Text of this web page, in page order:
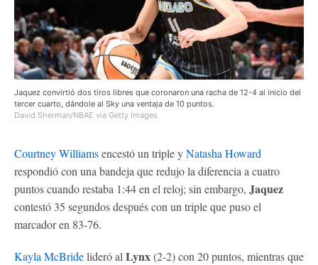
Jaquez convirtió dos tiros libres que coronaron una racha de 12-4 al inicio del
tercer cuarto, dándole al Sky una ventaja de 10 puntos.
David Sherman/NBAE via Getty Images
Courtney Williamsencestó un triple yNatasha Howard
respondió con una bandeja que redujo la diferencia a cuatro
puntos cuando restaba 1:44 en el reloj; sin embargo, Jaquez
contestó 35 segundos después con un triple que puso el
marcador en 83-76.
Kayla McBridelideró al Lynx(2-2) con 20 puntos, mientras que